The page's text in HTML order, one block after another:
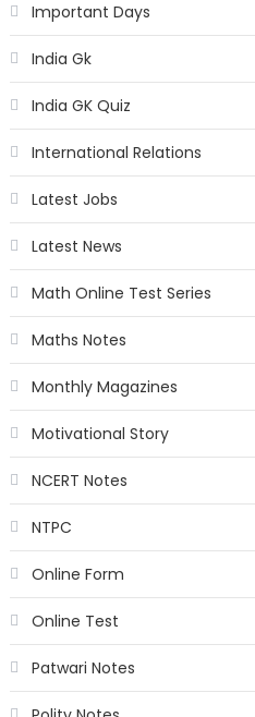
Important Days
India Gk
India GK Quiz
International Relations
Latest Jobs
Latest News
Math Online Test Series
Maths Notes
Monthly Magazines
Motivational Story
NCERT Notes
NTPC
Online Form
Online Test
Patwari Notes